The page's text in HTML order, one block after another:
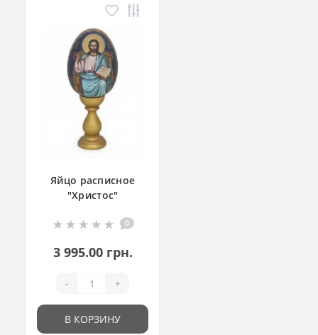
Яйцо расписное
"Христос"
0
3 995.00 грн.
- +
В КОРЗИНУ